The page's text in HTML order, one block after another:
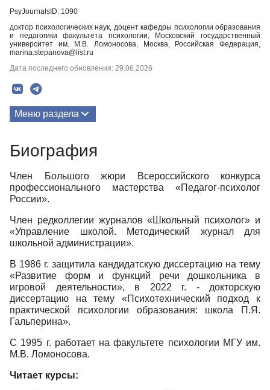
PsyJournalsID: 1090
доктор психологических наук, доцент кафедры психологии образования
и педагогики факультета психологии, Московский государственный
университет им. М.В. Ломоносова, Москва, Российская Федерация,
marina.stepanova@list.ru
Дата последнего обновления: 29.06.2026
Меню раздела
Биография
Биография
Член Большого жюри Всероссийского конкурса
профессионального мастерства «Педагог-психолог
России».
Член редколлегии журналов «Школьный психолог» и
«Управление школой. Методический журнал для
школьной администрации».
В 1986 г. защитила кандидатскую диссертацию на тему
«Развитие форм и функций речи дошкольника в
игровой деятельности», в 2022 г. - докторскую
диссертацию на тему «Психотехнический подход к
практической психологии образования: школа П.Я.
Гальперина».
С 1995 г. работает на факультете психологии МГУ им.
М.В. Ломоносова.
Читает курсы: